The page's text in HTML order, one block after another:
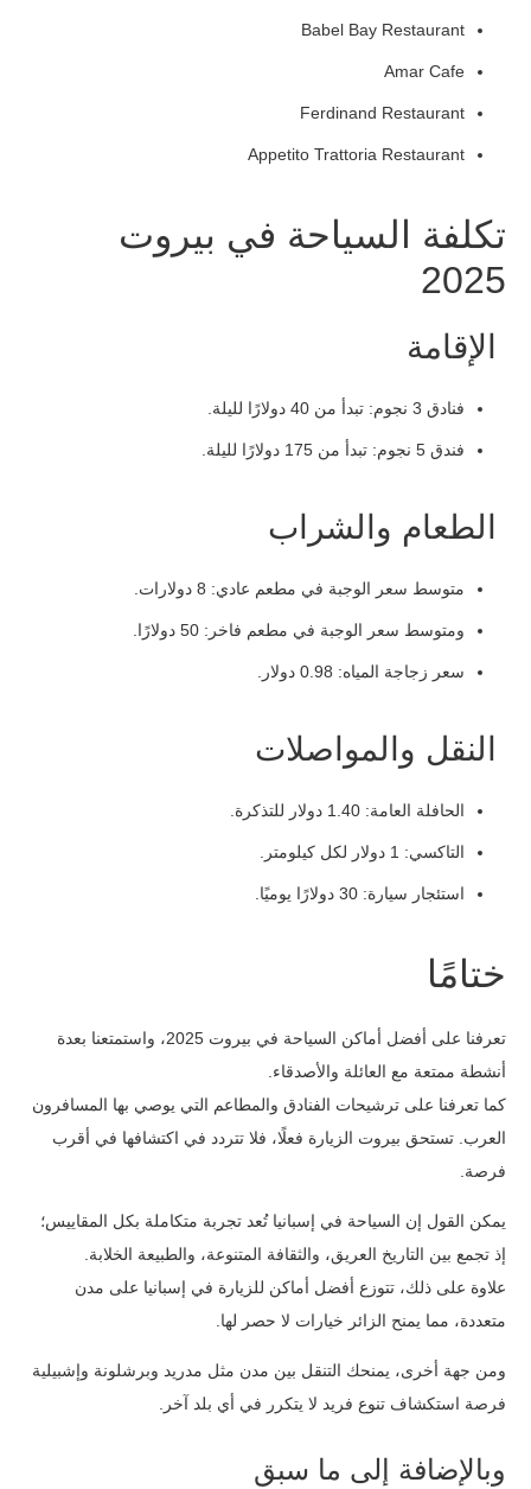
Babel Bay Restaurant
Amar Cafe
Ferdinand Restaurant
Appetito Trattoria Restaurant
تكلفة السياحة في بيروت
2025
الإقامة
فنادق 3 نجوم: تبدأ من 40 دولارًا لليلة.
فندق 5 نجوم: تبدأ من 175 دولارًا لليلة.
الطعام والشراب
متوسط سعر الوجبة في مطعم عادي: 8 دولارات.
ومتوسط سعر الوجبة في مطعم فاخر: 50 دولارًا.
سعر زجاجة المياه: 0.98 دولار.
النقل والمواصلات
الحافلة العامة: 1.40 دولار للتذكرة.
التاكسي: 1 دولار لكل كيلومتر.
استئجار سيارة: 30 دولارًا يوميًا.
ختامًا
تعرفنا على أفضل أماكن السياحة في بيروت 2025، واستمتعنا بعدة
أنشطة ممتعة مع العائلة والأصدقاء.
كما تعرفنا على ترشيحات الفنادق والمطاعم التي يوصي بها المسافرون
العرب. تستحق بيروت الزيارة فعلًا، فلا تتردد في اكتشافها في أقرب
فرصة.
يمكن القول إن السياحة في إسبانيا تُعد تجربة متكاملة بكل المقاييس؛
إذ تجمع بين التاريخ العريق، والثقافة المتنوعة، والطبيعة الخلابة.
علاوة على ذلك، تتوزع أفضل أماكن للزيارة في إسبانيا على مدن
متعددة، مما يمنح الزائر خيارات لا حصر لها.
ومن جهة أخرى، يمنحك التنقل بين مدن مثل مدريد وبرشلونة وإشبيلية
فرصة استكشاف تنوع فريد لا يتكرر في أي بلد آخر.
وبالإضافة إلى ما سبق